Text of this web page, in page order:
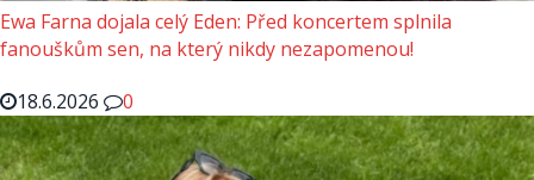
Ewa Farna dojala celý Eden: Před koncertem splnila
fanouškům sen, na který nikdy nezapomenou!
18.6.2026
0